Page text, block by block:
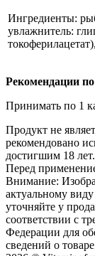
Ингредиенты:
увлажнитель:
Рекомендации
Принимать по 1
Продукт не
рекомендовано
достигшим 18
Перед
Внимание:
актуальному
уточняйте у
соответствии с
Федерации для
сведений о